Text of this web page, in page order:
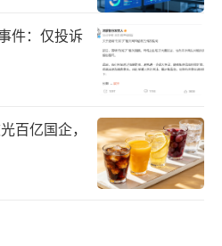
件：仅投诉
百亿国企，